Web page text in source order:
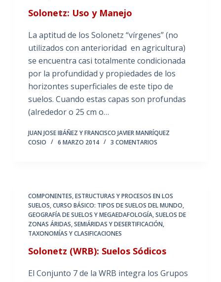
Solonetz: Uso y Manejo
La aptitud de los Solonetz “vírgenes” (no
utilizados con anterioridad en agricultura)
se encuentra casi totalmente condicionada
por la profundidad y propiedades de los
horizontes superficiales de este tipo de
suelos. Cuando estas capas son profundas
(alrededor o 25 cm o…
JUAN JOSE IBÁÑEZ Y FRANCISCO JAVIER MANRÍQUEZ
COSIO
6 MARZO 2014 3 COMENTARIOS
COMPONENTES, ESTRUCTURAS Y PROCESOS EN LOS
SUELOS,CURSO BÁSICO: TIPOS DE SUELOS DEL MUNDO,
GEOGRAFÍA DE SUELOS Y MEGAEDAFOLOGÍA,SUELOS DE
ZONAS ÁRIDAS, SEMIÁRIDAS Y DESERTIFICACIÓN,
TAXONOMÍAS Y CLASIFICACIONES
Solonetz (WRB): Suelos Sódicos
El Conjunto 7 de la WRB integra los Grupos